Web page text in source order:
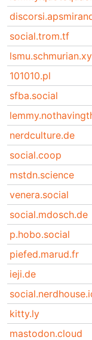
social.trom.tf
101010.pl
sfba.social
nerdculture.de
social.coop
mstdn.science
venera.social
social.mdosch.de
p.hobo.social
piefed.marud.fr
ieji.de
kitty.ly
mastodon.cloud